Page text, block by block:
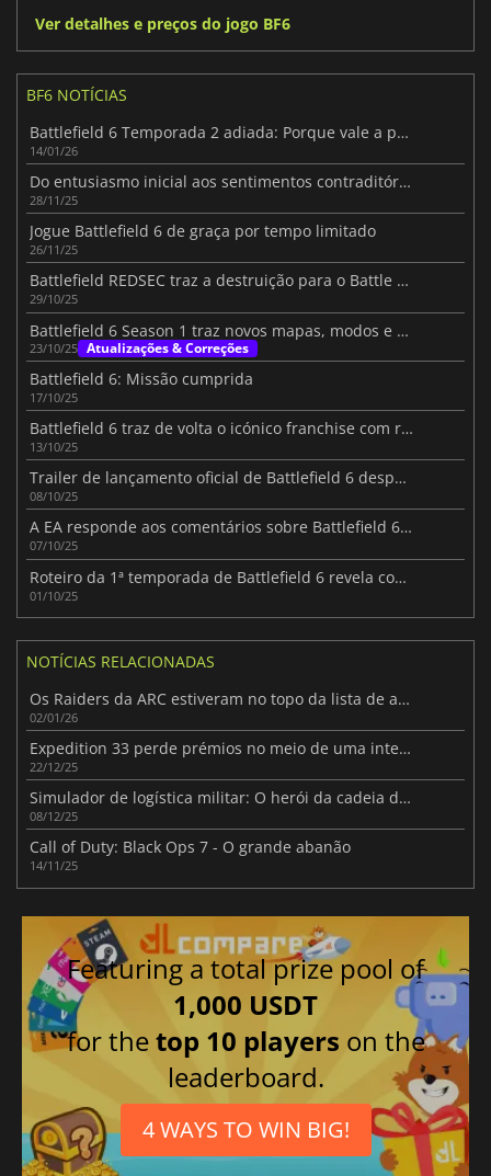
Ver detalhes e preços do jogo BF6
BF6 NOTÍCIAS
Battlefield 6 Temporada 2 adiada: Porque vale a pena esperar um pouco mais
14/01/26
Do entusiasmo inicial aos sentimentos contraditórios em Battlefield 6
28/11/25
Jogue Battlefield 6 de graça por tempo limitado
26/11/25
Battlefield REDSEC traz a destruição para o Battle Royale
29/10/25
Battlefield 6 Season 1 traz novos mapas, modos e armas
23/10/25 Atualizações & Correções
Battlefield 6: Missão cumprida
17/10/25
Battlefield 6 traz de volta o icónico franchise com recordes no lançamento
13/10/25
Trailer de lançamento oficial de Battlefield 6 desperta entusiasmo
08/10/25
A EA responde aos comentários sobre Battlefield 6 antes do lançamento
07/10/25
Roteiro da 1ª temporada de Battlefield 6 revela conteúdo gratuito pós-lançamento
01/10/25
NOTÍCIAS RELACIONADAS
Os Raiders da ARC estiveram no topo da lista de atiradores neste Natal
02/01/26
Expedition 33 perde prémios no meio de uma intensa controvérsia sobre a IA
22/12/25
Simulador de logística militar: O herói da cadeia de abastecimento
08/12/25
Call of Duty: Black Ops 7 - O grande abanão
14/11/25
Featuring a total prize pool of
1,000 USDT
for thetop 10 players on the
leaderboard.
4 WAYS TO WIN BIG!